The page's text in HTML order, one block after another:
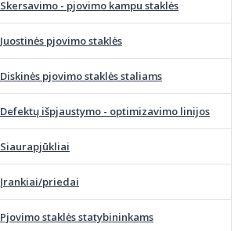
Skersavimo - pjovimo kampu staklės
Juostinės pjovimo staklės
Diskinės pjovimo staklės staliams
Defektų išpjaustymo - optimizavimo linijos
Siaurapjūkliai
Įrankiai/priedai
Pjovimo staklės statybininkams